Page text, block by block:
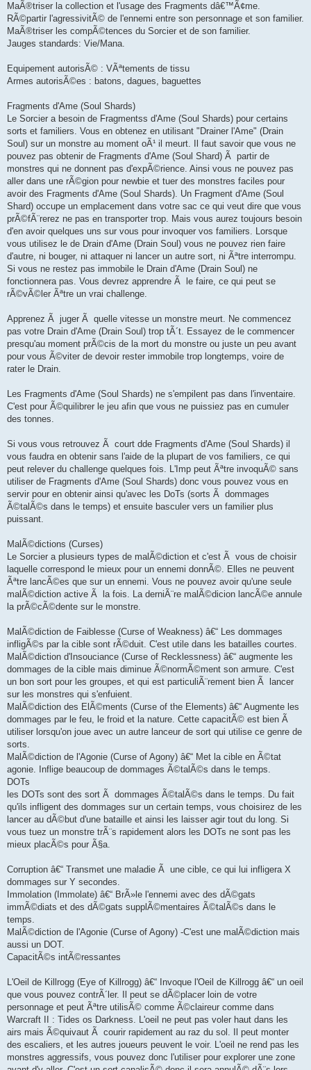
MaÃ®triser la collection et l'usage des Fragments dâ€™Ã¢me.
RÃ©partir l'agressivitÃ© de l'ennemi entre son personnage et son familier.
MaÃ®triser les compÃ©tences du Sorcier et de son familier.
Jauges standards: Vie/Mana.
Equipement autorisÃ© : VÃªtements de tissu
Armes autorisÃ©es : batons, dagues, baguettes
Fragments d'Ame (Soul Shards)
Le Sorcier a besoin de Fragmentss d'Ame (Soul Shards) pour certains
sorts et familiers. Vous en obtenez en utilisant "Drainer l'Ame" (Drain
Soul) sur un monstre au moment oÃ¹ il meurt. Il faut savoir que vous ne
pouvez pas obtenir de Fragments d'Ame (Soul Shard) Ã partir de
monstres qui ne donnent pas d'expÃ©rience. Ainsi vous ne pouvez pas
aller dans une rÃ©gion pour newbie et tuer des monstres faciles pour
avoir des Fragments d'Ame (Soul Shards). Un Fragment d'Ame (Soul
Shard) occupe un emplacement dans votre sac ce qui veut dire que vous
prÃ©fÃ¨rerez ne pas en transporter trop. Mais vous aurez toujours besoin
d'en avoir quelques uns sur vous pour invoquer vos familiers. Lorsque
vous utilisez le de Drain d'Ame (Drain Soul) vous ne pouvez rien faire
d'autre, ni bouger, ni attaquer ni lancer un autre sort, ni Ãªtre interrompu.
Si vous ne restez pas immobile le Drain d'Ame (Drain Soul) ne
fonctionnera pas. Vous devrez apprendre Ã le faire, ce qui peut se
rÃ©vÃ©ler Ãªtre un vrai challenge.
Apprenez Ã juger Ã quelle vitesse un monstre meurt. Ne commencez
pas votre Drain d'Ame (Drain Soul) trop tÃ´t. Essayez de le commencer
presqu'au moment prÃ©cis de la mort du monstre ou juste un peu avant
pour vous Ã©viter de devoir rester immobile trop longtemps, voire de
rater le Drain.
Les Fragments d'Ame (Soul Shards) ne s'empilent pas dans l'inventaire.
C'est pour Ã©quilibrer le jeu afin que vous ne puissiez pas en cumuler
des tonnes.
Si vous vous retrouvez Ã court dde Fragments d'Ame (Soul Shards) il
vous faudra en obtenir sans l'aide de la plupart de vos familiers, ce qui
peut relever du challenge quelques fois. L'Imp peut Ãªtre invoquÃ© sans
utiliser de Fragments d'Ame (Soul Shards) donc vous pouvez vous en
servir pour en obtenir ainsi qu'avec les DoTs (sorts Ã dommages
Ã©talÃ©s dans le temps) et ensuite basculer vers un familier plus
puissant.
MalÃ©dictions (Curses)
Le Sorcier a plusieurs types de malÃ©diction et c'est Ã vous de choisir
laquelle correspond le mieux pour un ennemi donnÃ©. Elles ne peuvent
Ãªtre lancÃ©es que sur un ennemi. Vous ne pouvez avoir qu'une seule
malÃ©diction active Ã la fois. La derniÃ¨re malÃ©dicion lancÃ©e annule
la prÃ©cÃ©dente sur le monstre.
MalÃ©diction de Faiblesse (Curse of Weakness) â€“ Les dommages
infligÃ©s par la cible sont rÃ©duit. C'est utile dans les batailles courtes.
MalÃ©diction d'Insouciance (Curse of Recklessness) â€“ augmente les
dommages de la cible mais diminue Ã©normÃ©ment son armure. C'est
un bon sort pour les groupes, et qui est particuliÃ¨rement bien Ã lancer
sur les monstres qui s'enfuient.
MalÃ©diction des ElÃ©ments (Curse of the Elements) â€“ Augmente les
dommages par le feu, le froid et la nature. Cette capacitÃ© est bien Ã
utiliser lorsqu'on joue avec un autre lanceur de sort qui utilise ce genre de
sorts.
MalÃ©diction de l'Agonie (Curse of Agony) â€“ Met la cible en Ã©tat
agonie. Inflige beaucoup de dommages Ã©talÃ©s dans le temps.
DOTs
les DOTs sont des sort Ã dommages Ã©talÃ©s dans le temps. Du fait
qu'ils infligent des dommages sur un certain temps, vous choisirez de les
lancer au dÃ©but d'une bataille et ainsi les laisser agir tout du long. Si
vous tuez un monstre trÃ¨s rapidement alors les DOTs ne sont pas les
mieux placÃ©s pour Ã§a.
Corruption â€“ Transmet une maladie Ã une cible, ce qui lui infligera X
dommages sur Y secondes.
Immolation (Immolate) â€“ BrÃ»le l'ennemi avec des dÃ©gats
immÃ©diats et des dÃ©gats supplÃ©mentaires Ã©talÃ©s dans le
temps.
MalÃ©diction de l'Agonie (Curse of Agony) -C'est une malÃ©diction mais
aussi un DOT.
CapacitÃ©s intÃ©ressantes
L'Oeil de Killrogg (Eye of Killrogg) â€“ Invoque l'Oeil de Killrogg â€“ un oeil
que vous pouvez contrÃ´ler. Il peut se dÃ©placer loin de votre
personnage et peut Ãªtre utilisÃ© comme Ã©claireur comme dans
Warcraft II : Tides os Darkness. L'oeil ne peut pas voler haut dans les
airs mais Ã©quivaut Ã courir rapidement au raz du sol. Il peut monter
des escaliers, et les autres joueurs peuvent le voir. L'oeil ne rend pas les
monstres aggressifs, vous pouvez donc l'utiliser pour explorer une zone